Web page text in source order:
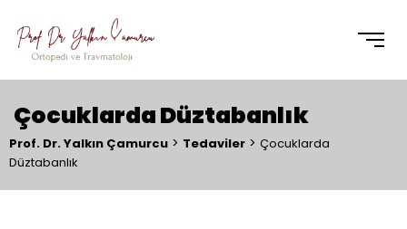
Çocuklarda Düztabanlık
Prof. Dr. Yalkın Çamurcu> Tedaviler> Çocuklarda
Düztabanlık